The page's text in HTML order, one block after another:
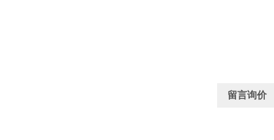
留言询价